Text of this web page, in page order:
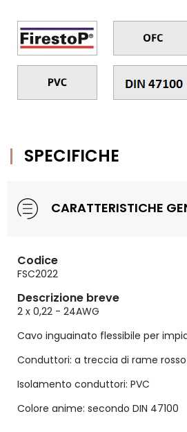
SPECIFICHE
CARATTERISTICHE
Codice
FSC2022
Descrizione breve
2 x 0,22 - 24AWG
Cavo inguainato flessibile per
Conduttori: a treccia di rame rosso
Isolamento conduttori: PVC
Colore anime: secondo DIN 47100